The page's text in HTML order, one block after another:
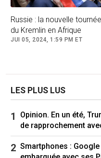
Russie : la nouvelle
du Kremlin en Afrique
JUI 05, 2024, 1:59 PM ET
LES PLUS LUS
Opinion. En un été,
de rapprochement
Smartphones :